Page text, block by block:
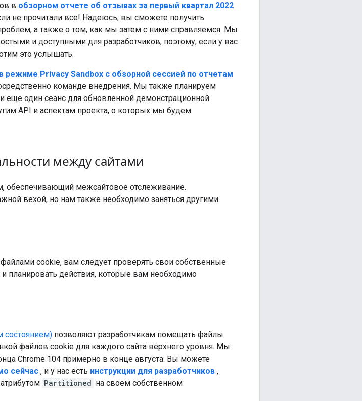
в обзорном отчете об отзывах за первый квартал 2022
не прочитали все! Надеюсь, вы сможете получить
а также о том, как мы затем с ними справляемся. Мы
и доступными для разработчиков, поэтому, если у вас
это услышать.
режиме Privacy Sandbox с обзорной сессией по отчетам
команде внедрения. Мы также планируем
еще один сеанс для обновленной демонстрационной
API и аспектам проекта, о которых мы будем
между сайтами
обеспечивающий межсайтовое отслеживание.
вехой, но нам также необходимо заняться другими
cookie, вам следует проверять свои собственные
и планировать действия, которые вам необходимо
состоянием) позволяют разработчикам помещать файлы
файлов cookie для каждого сайта верхнего уровня. Мы
Chrome 104 примерно в конце августа. Вы можете
сейчас , и у нас есть инструкции для разработчиков ,
Partitioned на своем собственном